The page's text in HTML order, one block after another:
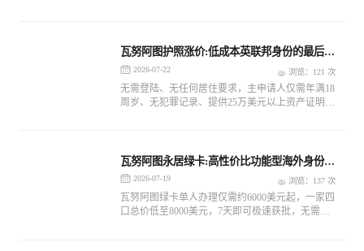
瓦努阿图护照涨价:低成本英联邦身份的最后窗
口期2026-07-22 浏览：121 次
无需登陆、无任何居住要求，主申请人仅需年满18
周岁、无犯罪记录、提供25万美元以上资产证明即
瓦努阿图永居绿卡:高性价比功能型海外身份首
选 2026-07-19 浏览：137 次
瓦努阿图绿卡单人办理仅需约6000美元起，一家四
口总价低至8000美元，7天即可极速获批，无需登